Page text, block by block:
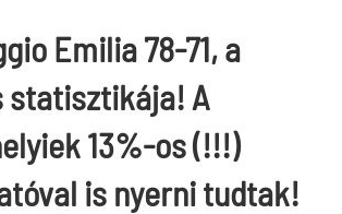
Emilia 78-71, a
statisztikája! A
13%-os (!!!)
is nyerni tudtak!